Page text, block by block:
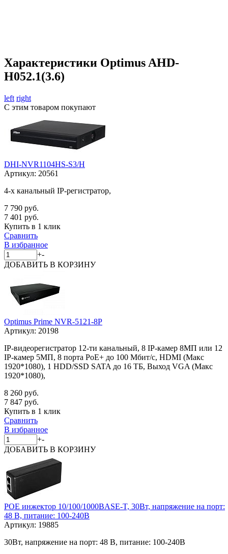
Характеристики Optimus AHD-
H052.1(3.6)
left right
С этим товаром покупают
DHI-NVR1104HS-S3/H
Артикул: 20561
4-х канальный IP-регистратор,
7 790 руб.
7 401 руб.
Купить в 1 клик
Сравнить
В избранное
+-
ДОБАВИТЬ В КОРЗИНУ
Optimus Prime NVR-5121-8P
Артикул: 20198
IP-видеорегистратор 12-ти канальный, 8 IP-камер 8МП или 12
IP-камер 5МП, 8 порта PoE+ до 100 Мбит/с, HDMI (Макс
1920*1080), 1 HDD/SSD SATA до 16 ТБ, Выход VGA (Макс
1920*1080),
8 260 руб.
7 847 руб.
Купить в 1 клик
Сравнить
В избранное
+-
ДОБАВИТЬ В КОРЗИНУ
POE инжектор 10/100/1000BASE-T, 30Вт, напряжение на порт:
48 В, питание: 100-240В
Артикул: 19885
30Вт, напряжение на порт: 48 В, питание: 100-240В